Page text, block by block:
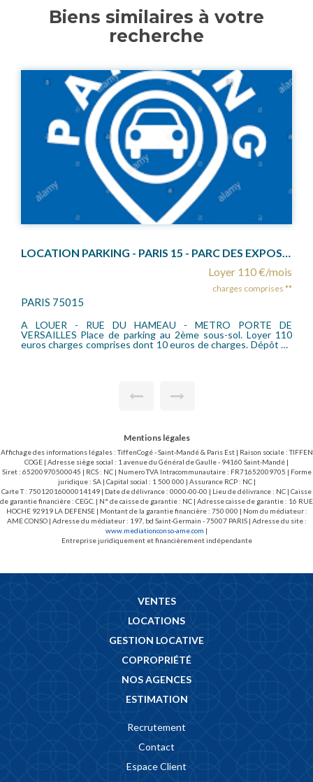
Biens similaires à votre
recherche
LOCATION PARKING - PARIS 15 - PARC DES EXPOSITIONS
DE
Dépôt de
Location emplacement de parking en sous-
Loyer
charges
SAINT CLOUD 92210
L'Agence TIFFENCOGE, vous propose à la
emplacement de stationnement situé au au sous-
Pasteur à Saint-Cloud, dans un immeuble récent et
Mentions légales
Affichage des informations légales : TiffenCogé - Saint-Mandé & Paris Est | Raison sociale : TIFFEN
COGE | Adresse siège social : 1 avenue du Général de Gaulle - 94160 Saint-Mandé |
Siret : 65200970500045 | RCS : NC | Numero TVA Intracommunautaire : FR71652009705 | Forme
juridique : SA | Capital social : 1 500 000 | Assurance RCP : NC |
Carte T : 75012016000014149 | Date de délivrance : 0000-00-00 | Lieu de délivrance : NC | Caisse
de garantie financière : CEGC. | N° de caisse de garantie : NC | Adresse caisse de garantie : 16 RUE
HOCHE 92919 LA DEFENSE | Montant de la garantie financière : 750 000 | Nom du médiateur :
AME CONSO | Adresse du médiateur : 197, bd Saint-Germain - 75007 PARIS | Adresse du site :
www.mediationconso-ame.com |
Entreprise juridiquement et financièrement indépendante
VENTES
LOCATIONS
GESTION LOCATIVE
COPROPRIÉTÉ
NOS AGENCES
ESTIMATION
Recrutement
Contact
Espace Client